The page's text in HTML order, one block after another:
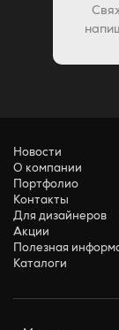
Новости
О компании
Портфолио
Контакты
Для дизайнеров
Акции
Полезная
Каталоги